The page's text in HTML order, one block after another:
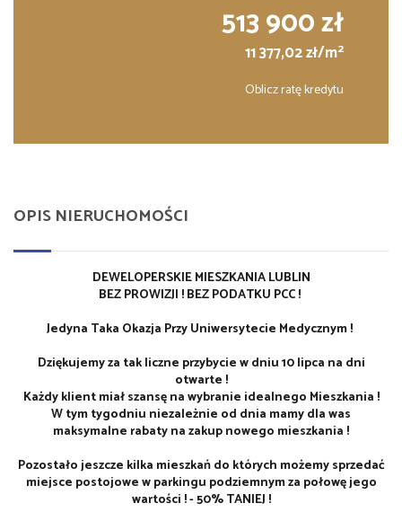
513 900 zł
11 377,02 zł/m2
Oblicz ratę kredytu
OPIS NIERUCHOMOŚCI
DEWELOPERSKIE MIESZKANIA LUBLIN
BEZ PROWIZJI ! BEZ PODATKU PCC !
Jedyna Taka Okazja Przy Uniwersytecie Medycznym !
Dziękujemy za tak liczne przybycie w dniu 10 lipca na dni
otwarte !
Każdy klient miał szansę na wybranie idealnego Mieszkania !
W tym tygodniu niezależnie od dnia mamy dla was
maksymalne rabaty na zakup nowego mieszkania !
Pozostało jeszcze kilka mieszkań do których możemy sprzedać
miejsce postojowe w parkingu podziemnym za połowę jego
wartości ! - 50% TANIEJ !